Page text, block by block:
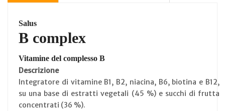
Salus
B complex
Vitamine del complesso B
Descrizione
Integratore di vitamine B1, B2, niacina, B6, biotina e B12,
su una base di estratti vegetali (45 %) e succhi di frutta
concentrati (36 %).